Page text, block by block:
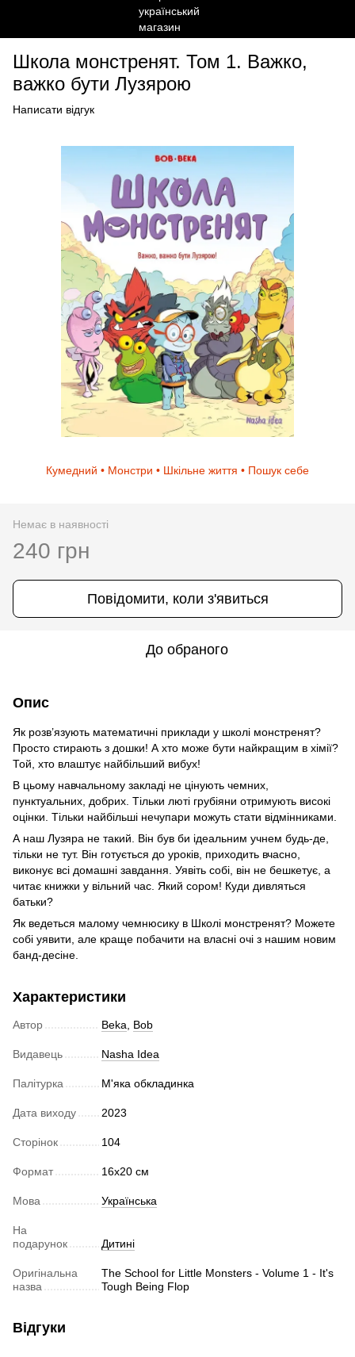
Школа монстренят. Том 1. Важко,
важко бути Лузярою
Написати відгук
Кумедний • Монстри • Шкільне життя • Пошук себе
Немає в наявності
240 грн
Повідомити, коли з'явиться
До обраного
Опис
Як розв’язують математичні приклади у школі монстренят?
Просто стирають з дошки! А хто може бути найкращим в хімії?
Той, хто влаштує найбільший вибух!
В цьому навчальному закладі не цінують чемних,
пунктуальних, добрих. Тільки люті грубіяни отримують високі
оцінки. Тільки найбільші нечупари можуть стати відмінниками.
А наш Лузяра не такий. Він був би ідеальним учнем будь-де,
тільки не тут. Він готується до уроків, приходить вчасно,
виконує всі домашні завдання. Уявіть собі, він не бешкетує, а
читає книжки у вільний час. Який сором! Куди дивляться
батьки?
Як ведеться малому чемнюсику в Школі монстренят? Можете
собі уявити, але краще побачити на власні очі з нашим новим
банд-десіне.
Характеристики
Автор Beka, Bob
Видавець Nasha Idea
Палітурка М'яка обкладинка
Дата виходу 2023
Сторінок 104
Формат 16x20 cм
Мова Українська
На
подарунок
Дитині
Оригінальна
назва
The School for Little Monsters - Volume 1 - It's
Tough Being Flop
Відгуки